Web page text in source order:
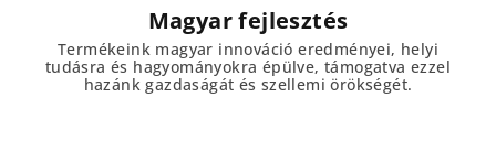
Magyar fejlesztés
Termékeink magyar innováció eredményei, helyi
tudásra és hagyományokra épülve, támogatva ezzel
hazánk gazdaságát és szellemi örökségét.